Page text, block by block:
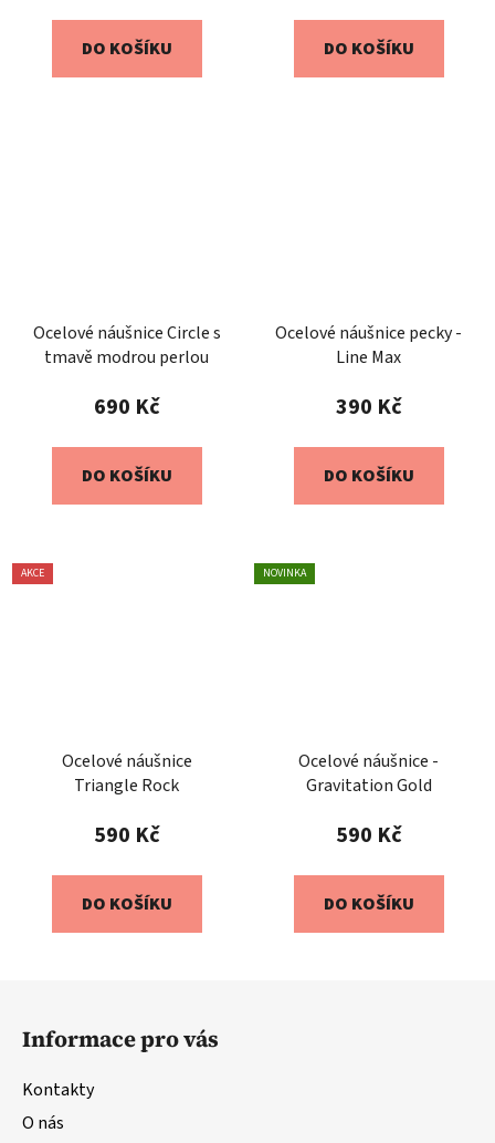
DO KOŠÍKU DO KOŠÍKU
Ocelové náušnice Circle s
tmavě modrou perlou
690 Kč
DO KOŠÍKU
Ocelové náušnice pecky -
Line Max
390 Kč
DO KOŠÍKU
AKCE
Ocelové náušnice
Triangle Rock
590 Kč
DO KOŠÍKU
NOVINKA
Ocelové náušnice -
Gravitation Gold
590 Kč
DO KOŠÍKU
Informace pro vás
Kontakty
O nás